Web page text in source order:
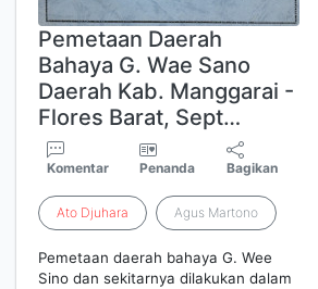
Pemetaan Daerah
Bahaya G. Wae Sano
Daerah Kab. Manggarai -
Flores Barat, Sept…
Komentar Penanda Bagikan
Ato Djuhara Agus Martono
Pemetaan daerah bahaya G. Wee
Sino dan sekitarnya dilakukan dalam